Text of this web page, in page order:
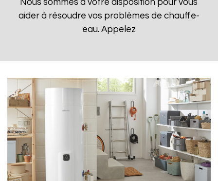
Nous sommes à votre disposition pour vous
aider à résoudre vos problèmes de chauffe-
eau. Appelez